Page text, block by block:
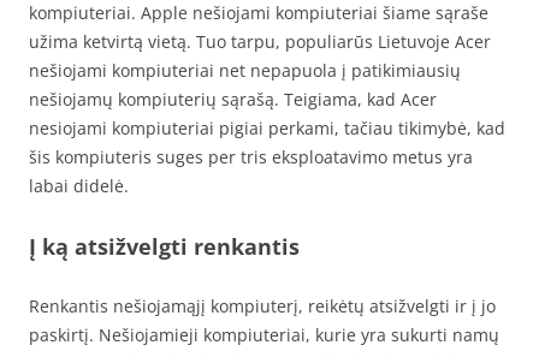
kompiuteriai. Apple nešiojami kompiuteriai šiame sąraše
užima ketvirtą vietą. Tuo tarpu, populiarūs Lietuvoje Acer
nešiojami kompiuteriai net nepapuola į patikimiausių
nešiojamų kompiuterių sąrašą. Teigiama, kad Acer
nesiojami kompiuteriai pigiai perkami, tačiau tikimybė, kad
šis kompiuteris suges per tris eksploatavimo metus yra
labai didelė.
Į ką atsižvelgti renkantis
Renkantis nešiojamąjį kompiuterį, reikėtų atsižvelgti ir į jo
paskirtį. Nešiojamieji kompiuteriai, kurie yra sukurti namų